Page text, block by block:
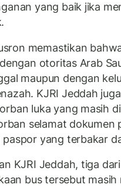
yang baik jika
memastikan
otoritas Arab
maupun dengan
KJRI Jeddah
luka yang masih
selamat dokumen
yang terbakar
KJRI Jeddah, tiga
bus tersebut